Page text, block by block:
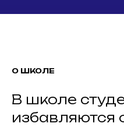
О ШКОЛЕ
В школе
избавляются